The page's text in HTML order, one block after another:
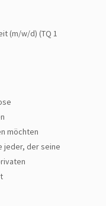
(m/w/d) (TQ 1
möchten
jeder, der seine